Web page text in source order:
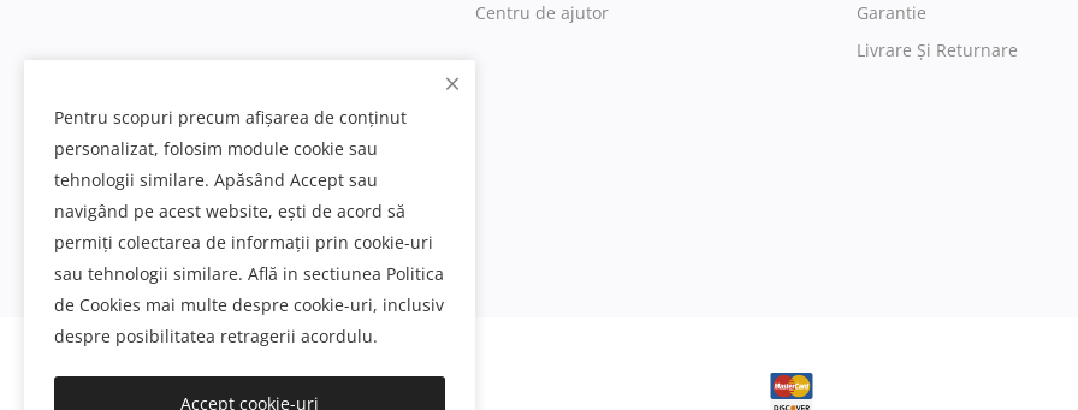
Centru de ajutor
Garantie
Livrare Și Returnare
Pentru scopuri precum afișarea de conținut
personalizat, folosim module cookie sau
tehnologii similare. Apăsând Accept sau
navigând pe acest website, ești de acord să
permiți colectarea de informații prin cookie-uri
sau tehnologii similare. Află in sectiunea Politica
de Cookies mai multe despre cookie-uri, inclusiv
despre posibilitatea retragerii acordulu.
Accept cookie-uri